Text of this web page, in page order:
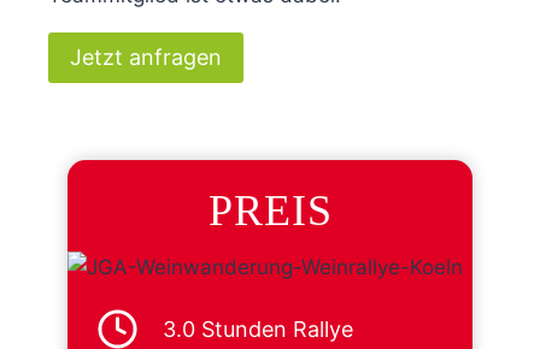
Jetzt anfragen
PREIS
3.0 Stunden Rallye